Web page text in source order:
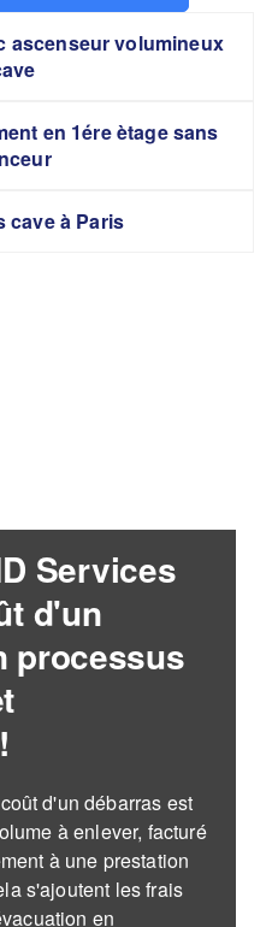
ascenseur volumineux
en 1ére ètage sans
cave à Paris
Services
d'un
processus
d'un débarras est
à enlever, facturé
à une prestation
s'ajoutent les frais
en